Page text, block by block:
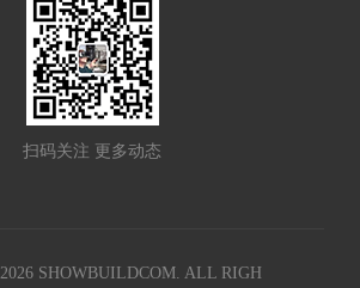
扫码关注 更多动态
2026 SHOWBUILDCOM. ALL RIGH